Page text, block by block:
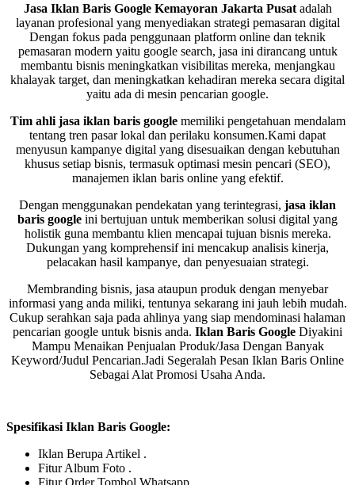
Jasa Iklan Baris Google Kemayoran Jakarta Pusat adalah
layanan profesional yang menyediakan strategi pemasaran digital
Dengan fokus pada penggunaan platform online dan teknik
pemasaran modern yaitu google search, jasa ini dirancang untuk
membantu bisnis meningkatkan visibilitas mereka, menjangkau
khalayak target, dan meningkatkan kehadiran mereka secara digital
yaitu ada di mesin pencarian google.
Tim ahli jasa iklan baris google memiliki pengetahuan mendalam
tentang tren pasar lokal dan perilaku konsumen.Kami dapat
menyusun kampanye digital yang disesuaikan dengan kebutuhan
khusus setiap bisnis, termasuk optimasi mesin pencari (SEO),
manajemen iklan baris online yang efektif.
Dengan menggunakan pendekatan yang terintegrasi, jasa iklan
baris google ini bertujuan untuk memberikan solusi digital yang
holistik guna membantu klien mencapai tujuan bisnis mereka.
Dukungan yang komprehensif ini mencakup analisis kinerja,
pelacakan hasil kampanye, dan penyesuaian strategi.
Membranding bisnis, jasa ataupun produk dengan menyebar
informasi yang anda miliki, tentunya sekarang ini jauh lebih mudah.
Cukup serahkan saja pada ahlinya yang siap mendominasi halaman
pencarian google untuk bisnis anda. Iklan Baris Google Diyakini
Mampu Menaikan Penjualan Produk/Jasa Dengan Banyak
Keyword/Judul Pencarian.Jadi Segeralah Pesan Iklan Baris Online
Sebagai Alat Promosi Usaha Anda.
Spesifikasi Iklan Baris Google:
Iklan Berupa Artikel .
Fitur Album Foto .
Fitur Order Tombol Whatsapp .